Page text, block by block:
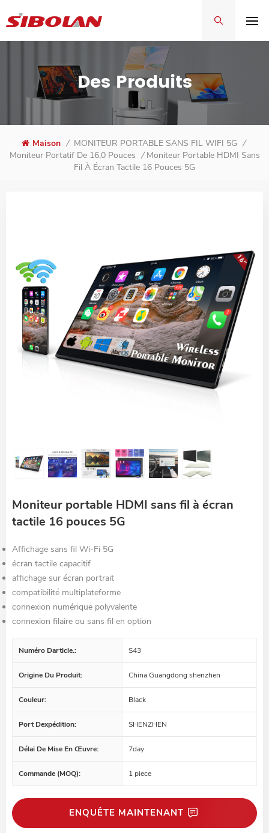
Des Produits
Maison / MONITEUR PORTABLE SANS FIL WIFI 5G /
Moniteur Portatif De 16,0 Pouces / Moniteur Portable HDMI Sans
Fil À Écran Tactile 16 Pouces 5G
Moniteur portable HDMI sans fil à écran
tactile 16 pouces 5G
Affichage sans fil Wi-Fi 5G
écran tactile capacitif
affichage sur écran portrait
compatibilité multiplateforme
connexion numérique polyvalente
connexion filaire ou sans fil en option
Numéro Darticle.: S43
Origine Du Produit: China Guangdong shenzhen
Couleur: Black
Port Dexpédition: SHENZHEN
Délai De Mise En Œuvre: 7day
Commande (MOQ): 1 piece
ENQUÊTE MAINTENANT